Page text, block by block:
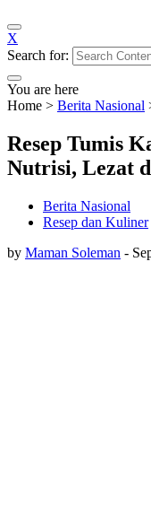
X
Search for:
You are here
Home > Berita Nasional
Resep Tumis
Nutrisi, Lezat
Berita Nasional
Resep dan Kuliner
by Maman Soleman -